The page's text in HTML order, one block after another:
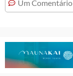
Um Comentário